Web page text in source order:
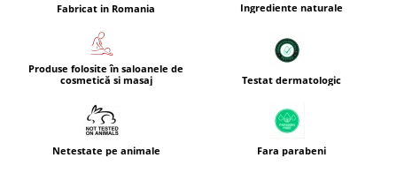
Fabricat in Romania Ingrediente naturale
Produse folosite în saloanele de
cosmetică si masaj
Testat dermatologic
Netestate pe animale Fara parabeni